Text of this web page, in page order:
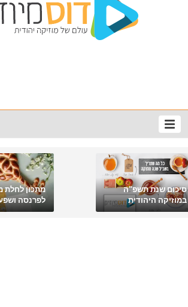
סיכום שנת תשפ"ה
במוזיקה היהודית
מתכון לחלת
לפרנסה